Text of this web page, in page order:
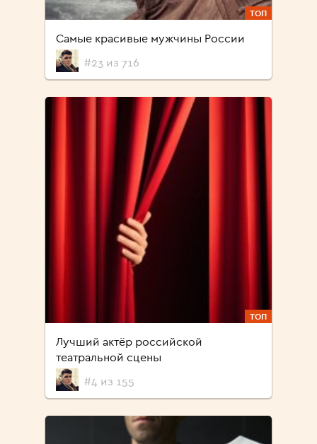
ТОП
Самые красивые мужчины России
#23 из 716
ТОП
Лучший актёр российской
театральной сцены
#4 из 155